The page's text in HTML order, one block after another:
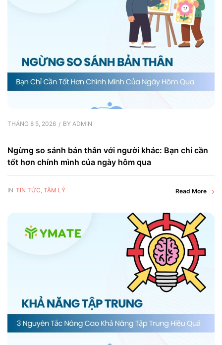
THÁNG 8 5, 2026 BY ADMIN
Ngừng so sánh bản thân với người khác: Bạn chỉ cần
tốt hơn chính mình của ngày hôm qua
IN TIN TỨC, TÂM LÝ Read More